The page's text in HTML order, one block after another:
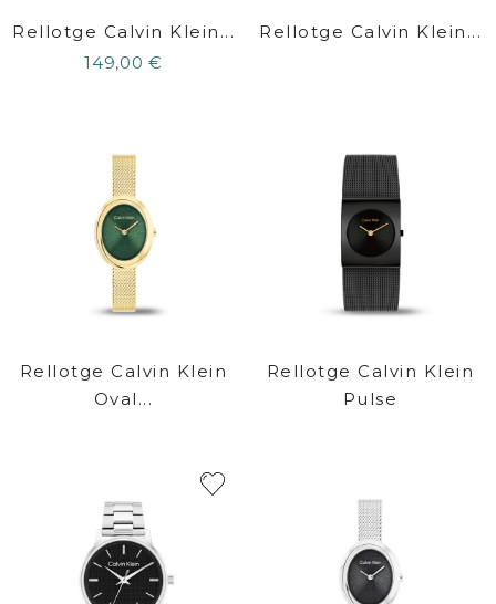
Rellotge Calvin Klein...
149,00 €
Rellotge Calvin Klein...
Rellotge Calvin Klein
Oval...
Rellotge Calvin Klein
Pulse